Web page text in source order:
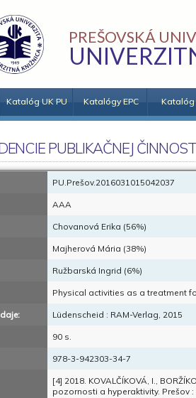
PREŠOVSKÁ
Katalóg UK PU Katalógy EPC Katalóg
PUBLIKAČNEJ
PU.Prešov.2016031015042037
AAA
Chovanová Erika (56%)
Majherová Mária (38%)
Ružbarská Ingrid (6%)
Physical activities as a treatment
Lüdenscheid : RAM-Verlag, 2015
90 s.
978-3-942303-34-7
[4] 2018. KOVALČÍKOVÁ, I.,
pozornosti a hyperaktivity. Prešov